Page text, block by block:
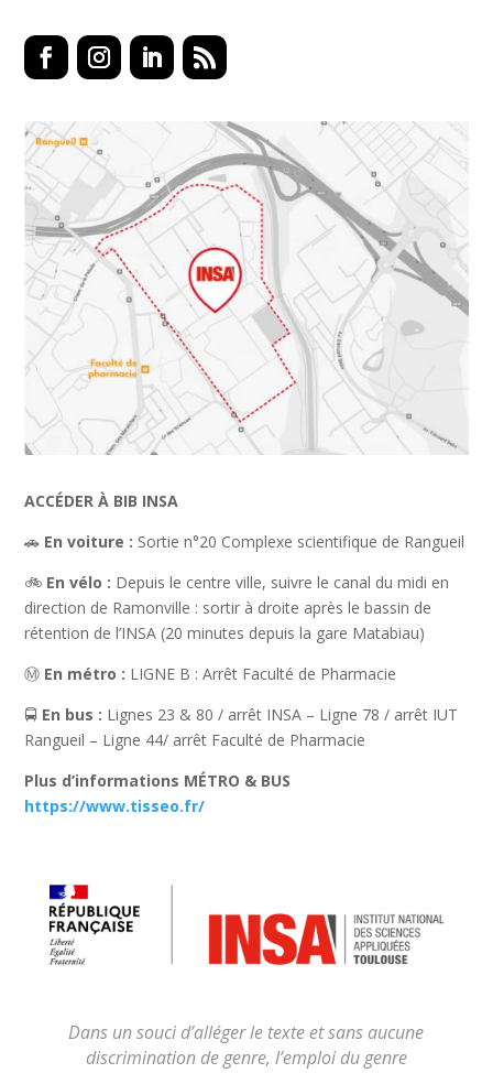
ACCÉDER À BIB INSA
🚗 En voiture : Sortie n°20 Complexe scientifique de Rangueil
🚲 En vélo : Depuis le centre ville, suivre le canal du midi en
direction de Ramonville : sortir à droite après le bassin de
rétention de l’INSA (20 minutes depuis la gare Matabiau)
Ⓜ️ En métro : LIGNE B : Arrêt Faculté de Pharmacie
🚍 En bus : Lignes 23 & 80 / arrêt INSA – Ligne 78 / arrêt IUT
Rangueil – Ligne 44/ arrêt Faculté de Pharmacie
Plus d’informations MÉTRO & BUS
https://www.tisseo.fr/
Dans un souci d’alléger le texte et sans aucune
discrimination de genre, l’emploi du genre